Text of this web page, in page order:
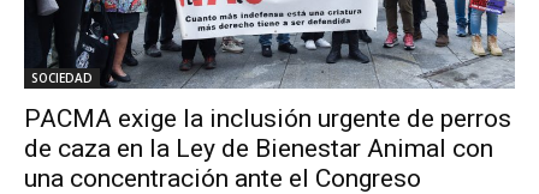
SOCIEDAD
PACMA exige la inclusión urgente de perros
de caza en la Ley de Bienestar Animal con
una concentración ante el Congreso